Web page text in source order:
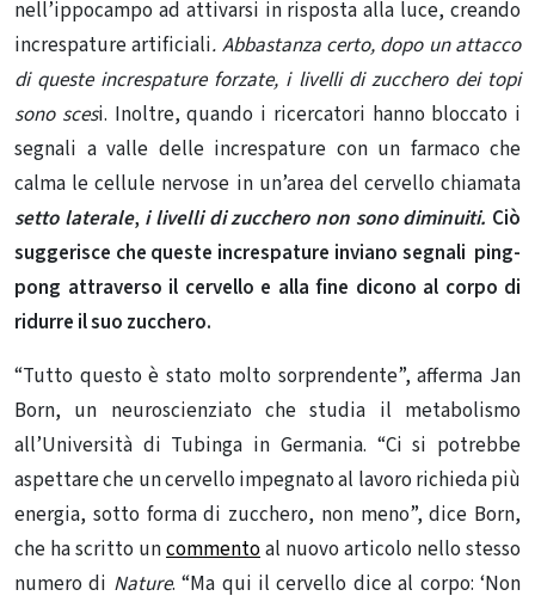
nell’ippocampo ad attivarsi in risposta alla luce, creando
increspature artificiali. Abbastanza certo, dopo un attacco
di queste increspature forzate, i livelli di zucchero dei topi
sono scesi. Inoltre, quando i ricercatori hanno bloccato i
segnali a valle delle increspature con un farmaco che
calma le cellule nervose in un’area del cervello chiamata
setto laterale, i livelli di zucchero non sono diminuiti. Ciò
suggerisce che queste increspature inviano segnali ping-
pong attraverso il cervello e alla fine dicono al corpo di
ridurre il suo zucchero.
“Tutto questo è stato molto sorprendente”, afferma Jan
Born, un neuroscienziato che studia il metabolismo
all’Università di Tubinga in Germania. “Ci si potrebbe
aspettare che un cervello impegnato al lavoro richieda più
energia, sotto forma di zucchero, non meno”, dice Born,
che ha scritto uncommentoal nuovo articolo nello stesso
numero di Nature. “Ma qui il cervello dice al corpo: ‘Non